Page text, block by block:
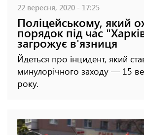
22 вересня, 2020 - 17:25
Поліцейському, який
порядок під час
загрожує в'язниця
Йдеться про інцидент, який
минулорічного заходу — 15
року.